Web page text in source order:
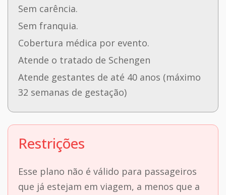
Sem carência.
Sem franquia.
Cobertura médica por evento.
Atende o tratado de Schengen
Atende gestantes de até 40 anos (máximo
32 semanas de gestação)
Restrições
Esse plano não é válido para passageiros
que já estejam em viagem, a menos que a